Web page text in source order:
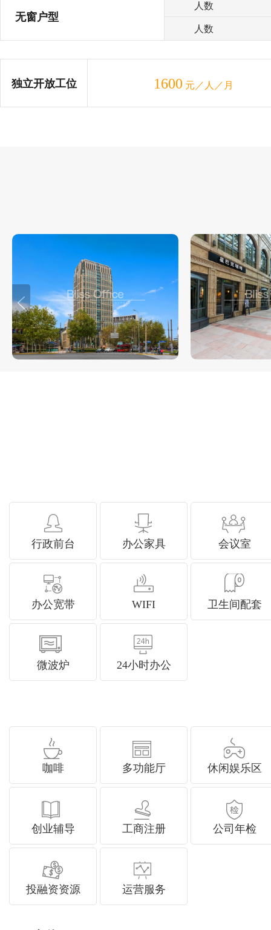
无窗户型
人数
人数
独立开放工位 1600 元／人／月
行政前台 办公家具 会议室
办公宽带 WIFI 卫生间配套
微波炉 24小时办公
咖啡 多功能厅 休闲娱乐区
创业辅导 工商注册 公司年检
投融资资源 运营服务